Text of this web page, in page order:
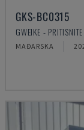
GKS-BC0315
GWEIKE -
MAĐARSKA